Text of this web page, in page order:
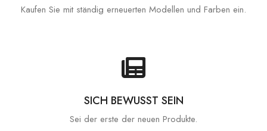
Kaufen Sie mit ständig erneuerten Modellen und Farben ein.
SICH BEWUSST SEIN
Sei der erste der neuen Produkte.